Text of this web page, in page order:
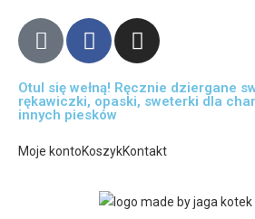
Otul się wełną! Ręcznie dziergane
rękawiczki, opaski, sweterki dla
innych piesków
Moje kontoKoszykKontakt